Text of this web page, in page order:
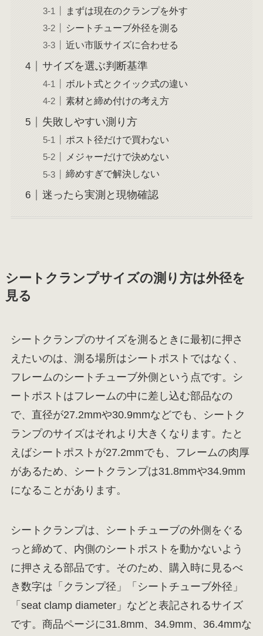
まずは現在のクランプを外す
シートチューブ外径を測る
近い市販サイズに合わせる
サイズを選ぶ判断基準
ボルト式とクイック式の違い
素材と締め付けの考え方
失敗しやすい測り方
ポスト径だけで買わない
メジャーだけで決めない
締めすぎで解決しない
迷ったら実測と現物確認
シートクランプサイズの測り方は外径を
見る
シートクランプのサイズを測るときに最初に押さ
えたいのは、測る場所はシートポストではなく、
フレームのシートチューブ外側という点です。シ
ートポストはフレームの中に差し込む部品なの
で、直径が27.2mmや30.9mmなどでも、シートク
ランプのサイズはそれより大きくなります。たと
えばシートポストが27.2mmでも、フレームの肉厚
があるため、シートクランプは31.8mmや34.9mm
になることがあります。
シートクランプは、シートチューブの外側をぐる
っと締めて、内側のシートポストを動かないよう
に押さえる部品です。そのため、購入時に見るべ
き数字は「クランプ径」「シートチューブ外径」
「seat clamp diameter」などと表記されるサイズ
です。商品ページに31.8mm、34.9mm、36.4mmな